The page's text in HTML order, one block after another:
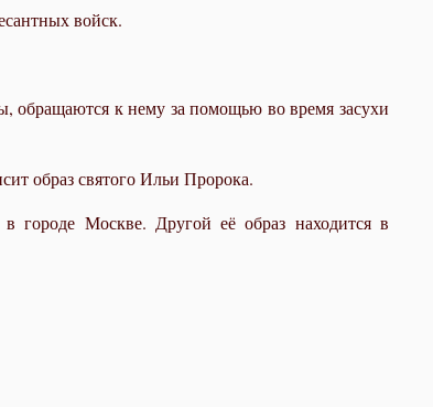
войск.
обращаются к нему за помощью во время засухи
образ святого Ильи Пророка.
Москве. Другой её образ находится в